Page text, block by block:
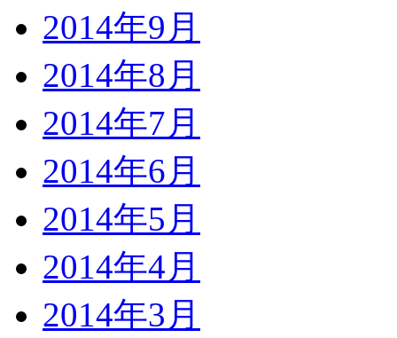
2014年9月
2014年8月
2014年7月
2014年6月
2014年5月
2014年4月
2014年3月